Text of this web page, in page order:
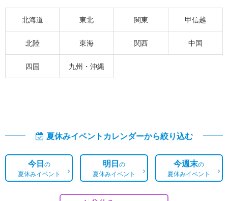
北海道 東北 関東 甲信越
北陸 東海 関西 中国
四国 九州・沖縄
夏休みイベントカレンダーから絞り込む
今日の
夏休みイベント
明日の
夏休みイベント
今週末の
夏休みイベント